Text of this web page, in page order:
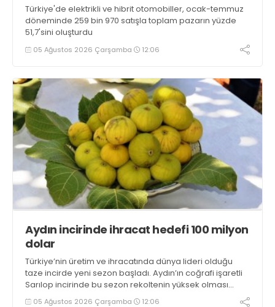
Türkiye'de elektrikli ve hibrit otomobiller, ocak-temmuz
döneminde 259 bin 970 satışla toplam pazarın yüzde
51,7'sini oluşturdu
05 Ağustos 2026 Çarşamba 12:06
Aydın incirinde ihracat hedefi 100 milyon
dolar
Türkiye’nin üretim ve ihracatında dünya lideri olduğu
taze incirde yeni sezon başladı. Aydın’ın coğrafi işaretli
Sarılop incirinde bu sezon rekoltenin yüksek olması
beklenirken, ihracatta ise 100 milyon dolar hedefleniyor
05 Ağustos 2026 Çarşamba 12:06